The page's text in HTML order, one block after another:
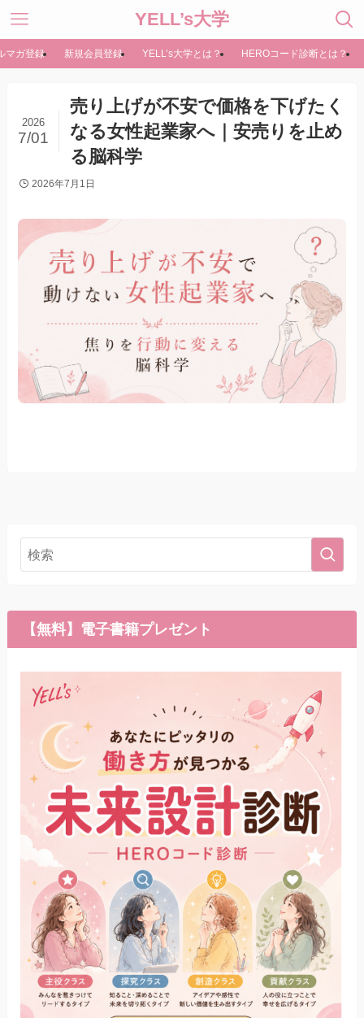
YELL’s大学
マガ登録 新規会員登録 YELL’s大学とは？ HEROコード診断とは？
売り上げが不安で価格を下げたく
なる女性起業家へ｜安売りを止め
る脳科学
2026
7/01
2026年7月1日
【無料】電子書籍プレゼント